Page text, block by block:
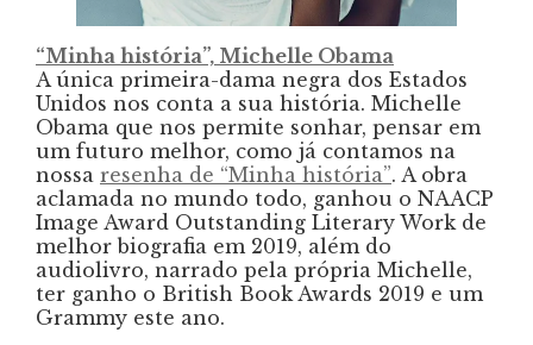
“Minha história”, Michelle Obama
A única primeira-dama negra dos Estados
Unidos nos conta a sua história. Michelle
Obama que nos permite sonhar, pensar em
um futuro melhor, como já contamos na
nossa resenha de “Minha história”. A obra
aclamada no mundo todo, ganhou o NAACP
Image Award Outstanding Literary Work de
melhor biografia em 2019, além do
audiolivro, narrado pela própria Michelle,
ter ganho o British Book Awards 2019 e um
Grammy este ano.